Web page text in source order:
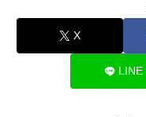
X
LINE